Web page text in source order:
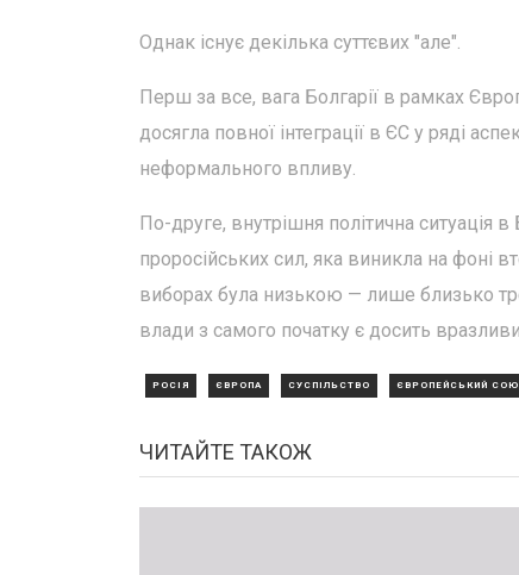
Однак існує декілька суттєвих "але".
Перш за все, вага Болгарії в рамках
досягла повної інтеграції в ЄС у ряді
неформального впливу.
По-друге, внутрішня політична ситуація
проросійських сил, яка виникла на фоні
виборах була низькою — лише близько
влади з самого початку є досить
РОСІЯ ЄВРОПА СУСПІЛЬСТВО ЄВРОПЕЙСЬКИЙ
ЧИТАЙТЕ ТАКОЖ